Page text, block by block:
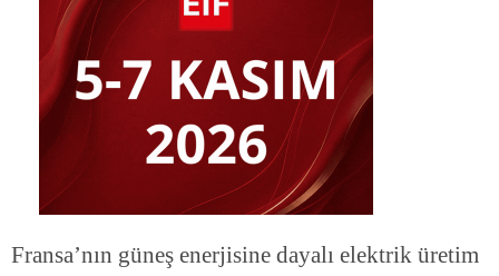
Fransa’nın güneş enerjisine dayalı elektrik üretim